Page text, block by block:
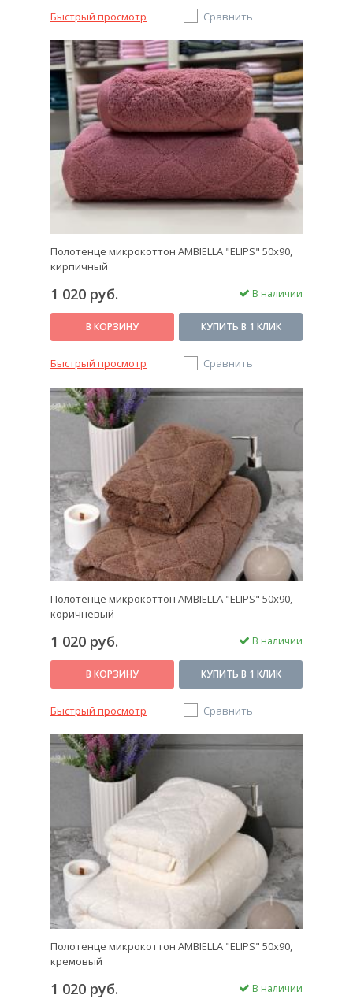
Быстрый просмотр Сравнить
Полотенце микрокоттон AMBIELLA "ELIPS" 50x90,
кирпичный
1 020 руб. В наличии
В КОРЗИНУ КУПИТЬ В 1 КЛИК
Быстрый просмотр Сравнить
Полотенце микрокоттон AMBIELLA "ELIPS" 50x90,
коричневый
1 020 руб. В наличии
В КОРЗИНУ КУПИТЬ В 1 КЛИК
Быстрый просмотр Сравнить
Полотенце микрокоттон AMBIELLA "ELIPS" 50x90,
кремовый
1 020 руб. В наличии